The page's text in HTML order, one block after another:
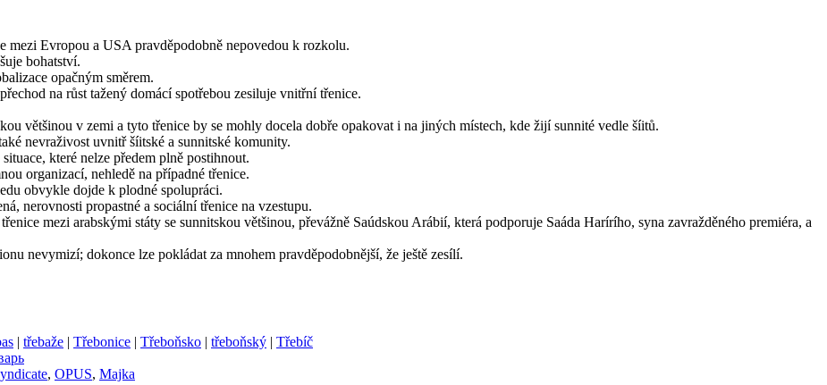
Evropou a USA pravděpodobně nepovedou k rozkolu.
bohatství.
opačným směrem.
na růst tažený domácí spotřebou zesiluje vnitřní třenice.
většinou v zemi a tyto třenice by se mohly docela dobře opakovat i na jiných místech, kde žijí sunnité vedle šíitů.
nevraživost uvnitř šíitské a sunnitské komunity.
které nelze předem plně postihnout.
organizací, nehledě na případné třenice.
obvykle dojde k plodné spolupráci.
nerovnosti propastné a sociální třenice na vzestupu.
mezi arabskými státy se sunnitskou většinou, převážně Saúdskou Arábií, která podporuje Saáda Harírího, syna zavražděného premiéra, a
nevymizí; dokonce lze pokládat za mnohem pravděpodobnější, že ještě zesílí.
| třebaže | Třebonice | Třeboňsko | třeboňský | Třebíč
, OPUS, Majka